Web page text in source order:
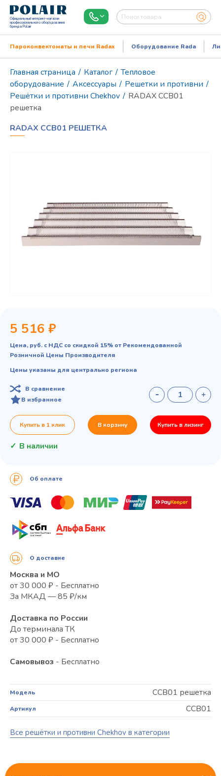
Официальный интернет-магазин
профессионального оборудования
бренда Polair
Пароконвектоматы и печи Radax Оборудование Rada
Главная страница / Каталог / Тепловое
оборудование / Аксессуары / Решетки и противни /
Решётки и противни Chekhov / RADAX CCB01
решетка
RADAX CCB01 РЕШЕТКА
Модель CCB01 решетка
Артикул CCB01
Все решётки и противни Chekhov в категории
5 516 ₽
Цена, руб. с НДС со скидкой 15% от Рекомендованной
Розничной Цены Производителя
Цены указаны для центрально региона
В сравнение
В избранное
Купить в 1 клик В корзину Купить в лизинг
В наличии
Об оплате
О доставке
Москва и МО
от 30 000 ₽ - Бесплатно
За МКАД — 85 ₽/км
Доставка по России
До терминала ТК
от 30 000 ₽ - Бесплатно
Самовывоз - Бесплатно